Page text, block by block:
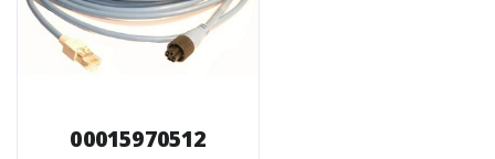
00015970512